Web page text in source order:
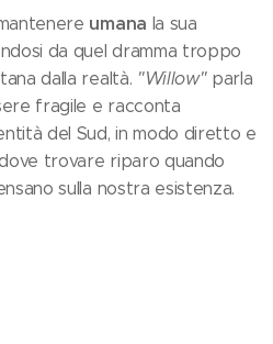
umana la sua
da quel dramma troppo
dalla realtà. "Willow"parla
fragile e racconta
del Sud, in modo diretto e
trovare riparo quando
sulla nostra esistenza.